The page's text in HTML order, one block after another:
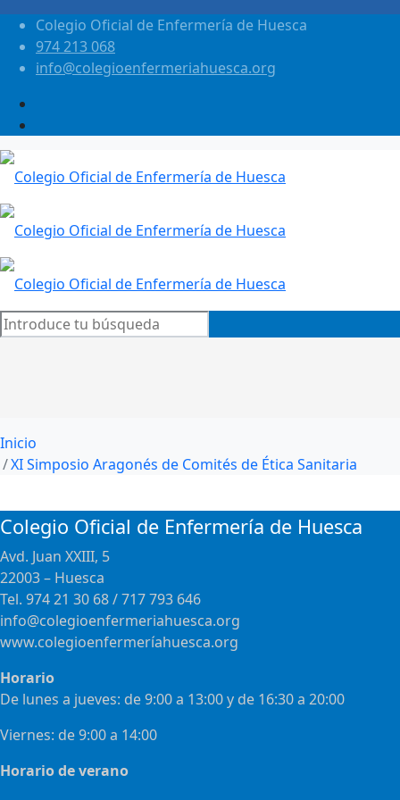
Colegio Oficial de Enfermería de Huesca
974 213 068
info@colegioenfermeriahuesca.org
Inicio
XI Simposio Aragonés de Comités de Ética Sanitaria
Colegio Oficial de Enfermería de Huesca
Avd. Juan XXIII, 5
22003 – Huesca
Tel. 974 21 30 68 / 717 793 646
info@colegioenfermeriahuesca.org
www.colegioenfermeríahuesca.org
Horario
De lunes a jueves: de 9:00 a 13:00 y de 16:30 a 20:00
Viernes: de 9:00 a 14:00
Horario de verano